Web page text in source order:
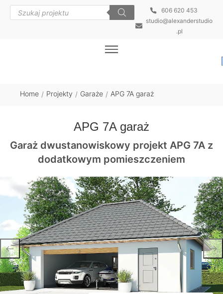
606 620 453
studio@alexanderstudio
.pl
Home / Projekty / Garaże / APG 7A garaż
APG 7A garaż
Garaż dwustanowiskowy projekt APG 7A z
dodatkowym pomieszczeniem